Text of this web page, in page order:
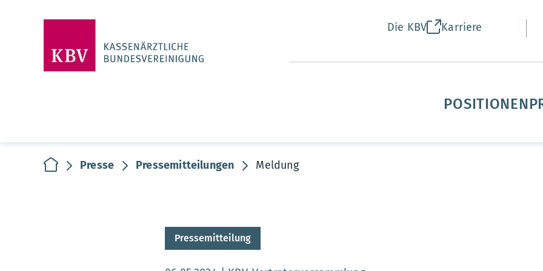
Die KBV Karriere
POSITIONEN
zur Startseite
Presse Pressemitteilungen Meldung
Pressemitteilung